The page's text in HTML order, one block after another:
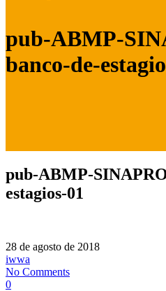
pub-ABMP-
banco-de-
pub-ABMP-
estagios-01
28 de agosto de 2018
iwwa
No Comments
0